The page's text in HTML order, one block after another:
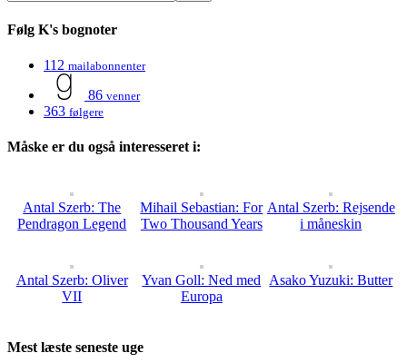
Følg K's bognoter
112 mailabonnenter
86 venner
363 følgere
Måske er du også interesseret i:
Antal Szerb: The
Pendragon Legend
Mihail Sebastian: For
Two Thousand Years
Antal Szerb: Rejsende
i måneskin
Antal Szerb: Oliver
VII
Yvan Goll: Ned med
Europa
Asako Yuzuki: Butter
Mest læste seneste uge